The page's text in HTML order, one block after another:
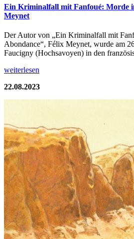
Ein Kriminalfall mit Fanfoué: Morde
Meynet
Der Autor von „Ein Kriminalfall mit
Abondance“, Félix Meynet, wurde am
Faucigny (Hochsavoyen) in den
weiterlesen
22.08.2023